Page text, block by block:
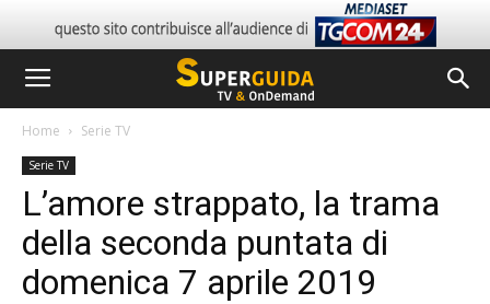
Home Serie TV
Serie TV
L’amore strappato, la trama
della seconda puntata di
domenica 7 aprile 2019